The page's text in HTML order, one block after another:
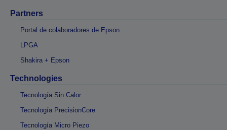
Partners
Portal de colaboradores de Epson
LPGA
Shakira + Epson
Technologies
Tecnología Sin Calor
Tecnología PrecisionCore
Tecnología Micro Piezo